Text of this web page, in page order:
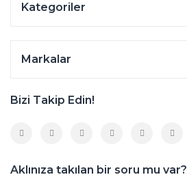
Kategoriler
Markalar
Bizi Takip Edin!
Aklınıza takılan bir soru mu var?